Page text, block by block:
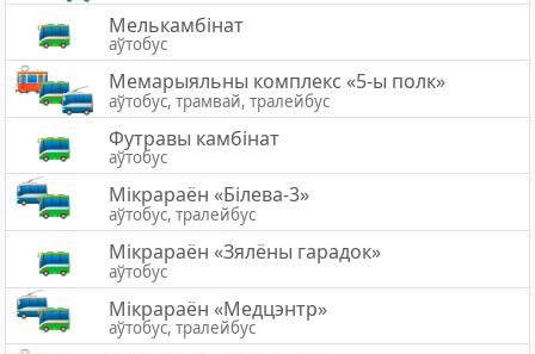
Мелькамбінат
аўтобус
Мемарыяльны комплекс «5-ы полк»
аўтобус, трамвай, тралейбус
Футравы камбінат
аўтобус
Мікрараён «Білева-3»
аўтобус, тралейбус
Мікрараён «Зялёны гарадок»
аўтобус
Мікрараён «Медцэнтр»
аўтобус, тралейбус